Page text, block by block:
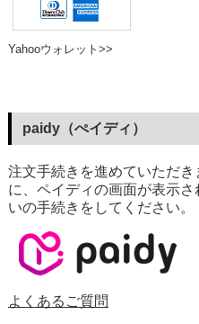
Yahooウォレット>>
paidy（ぺイディ）
注文手続きを進めていただ
に、ペイディの画面が表示
いの手続きをしてください。
よくあるご質問